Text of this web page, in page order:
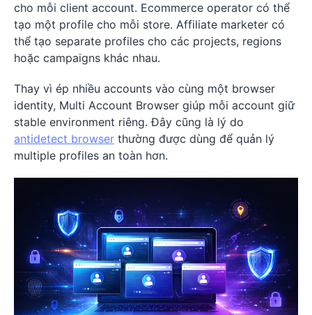
cho mỗi client account. Ecommerce operator có thể
tạo một profile cho mỗi store. Affiliate marketer có
thể tạo separate profiles cho các projects, regions
hoặc campaigns khác nhau.
Thay vì ép nhiều accounts vào cùng một browser
identity, Multi Account Browser giúp mỗi account giữ
stable environment riêng. Đây cũng là lý do
antidetect browser thường được dùng để quản lý
multiple profiles an toàn hơn.